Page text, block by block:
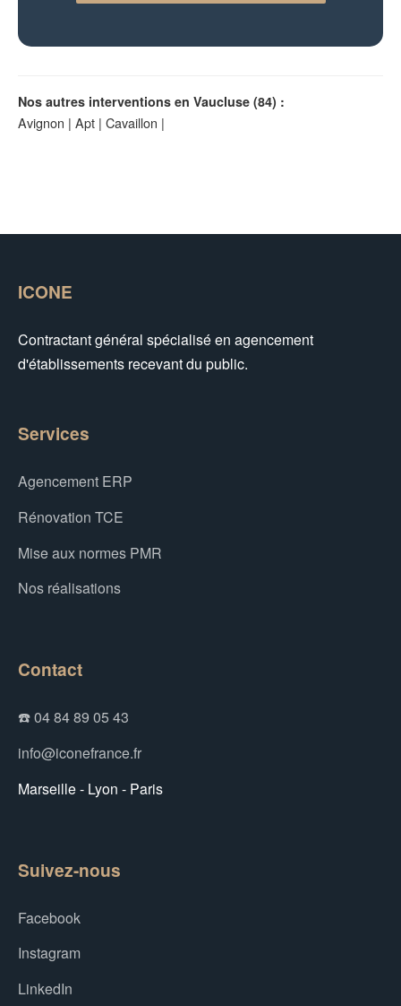
Nos autres interventions en Vaucluse (84) :
Avignon | Apt | Cavaillon |
ICONE
Contractant général spécialisé en agencement
d'établissements recevant du public.
Services
Agencement ERP
Rénovation TCE
Mise aux normes PMR
Nos réalisations
Contact
☎️ 04 84 89 05 43
info@iconefrance.fr
Marseille - Lyon - Paris
Suivez-nous
Facebook
Instagram
LinkedIn